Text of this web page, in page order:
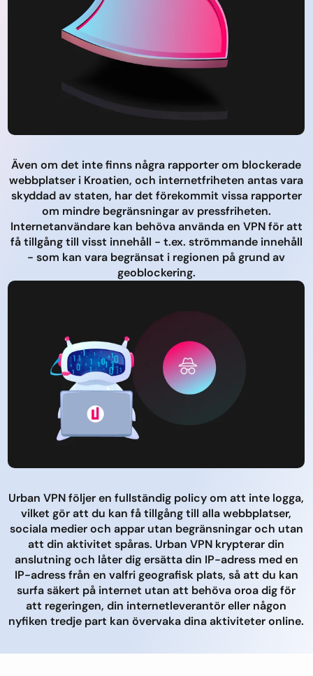
Även om det inte finns några rapporter om blockerade
webbplatser i Kroatien, och internetfriheten antas vara
skyddad av staten, har det förekommit vissa rapporter
om mindre begränsningar av pressfriheten.
Internetanvändare kan behöva använda en VPN för att
få tillgång till visst innehåll - t.ex. strömmande innehåll
- som kan vara begränsat i regionen på grund av
geoblockering.
Urban VPN följer en fullständig policy om att inte logga,
vilket gör att du kan få tillgång till alla webbplatser,
sociala medier och appar utan begränsningar och utan
att din aktivitet spåras. Urban VPN krypterar din
anslutning och låter dig ersätta din IP-adress med en
IP-adress från en valfri geografisk plats, så att du kan
surfa säkert på internet utan att behöva oroa dig för
att regeringen, din internetleverantör eller någon
nyfiken tredje part kan övervaka dina aktiviteter online.